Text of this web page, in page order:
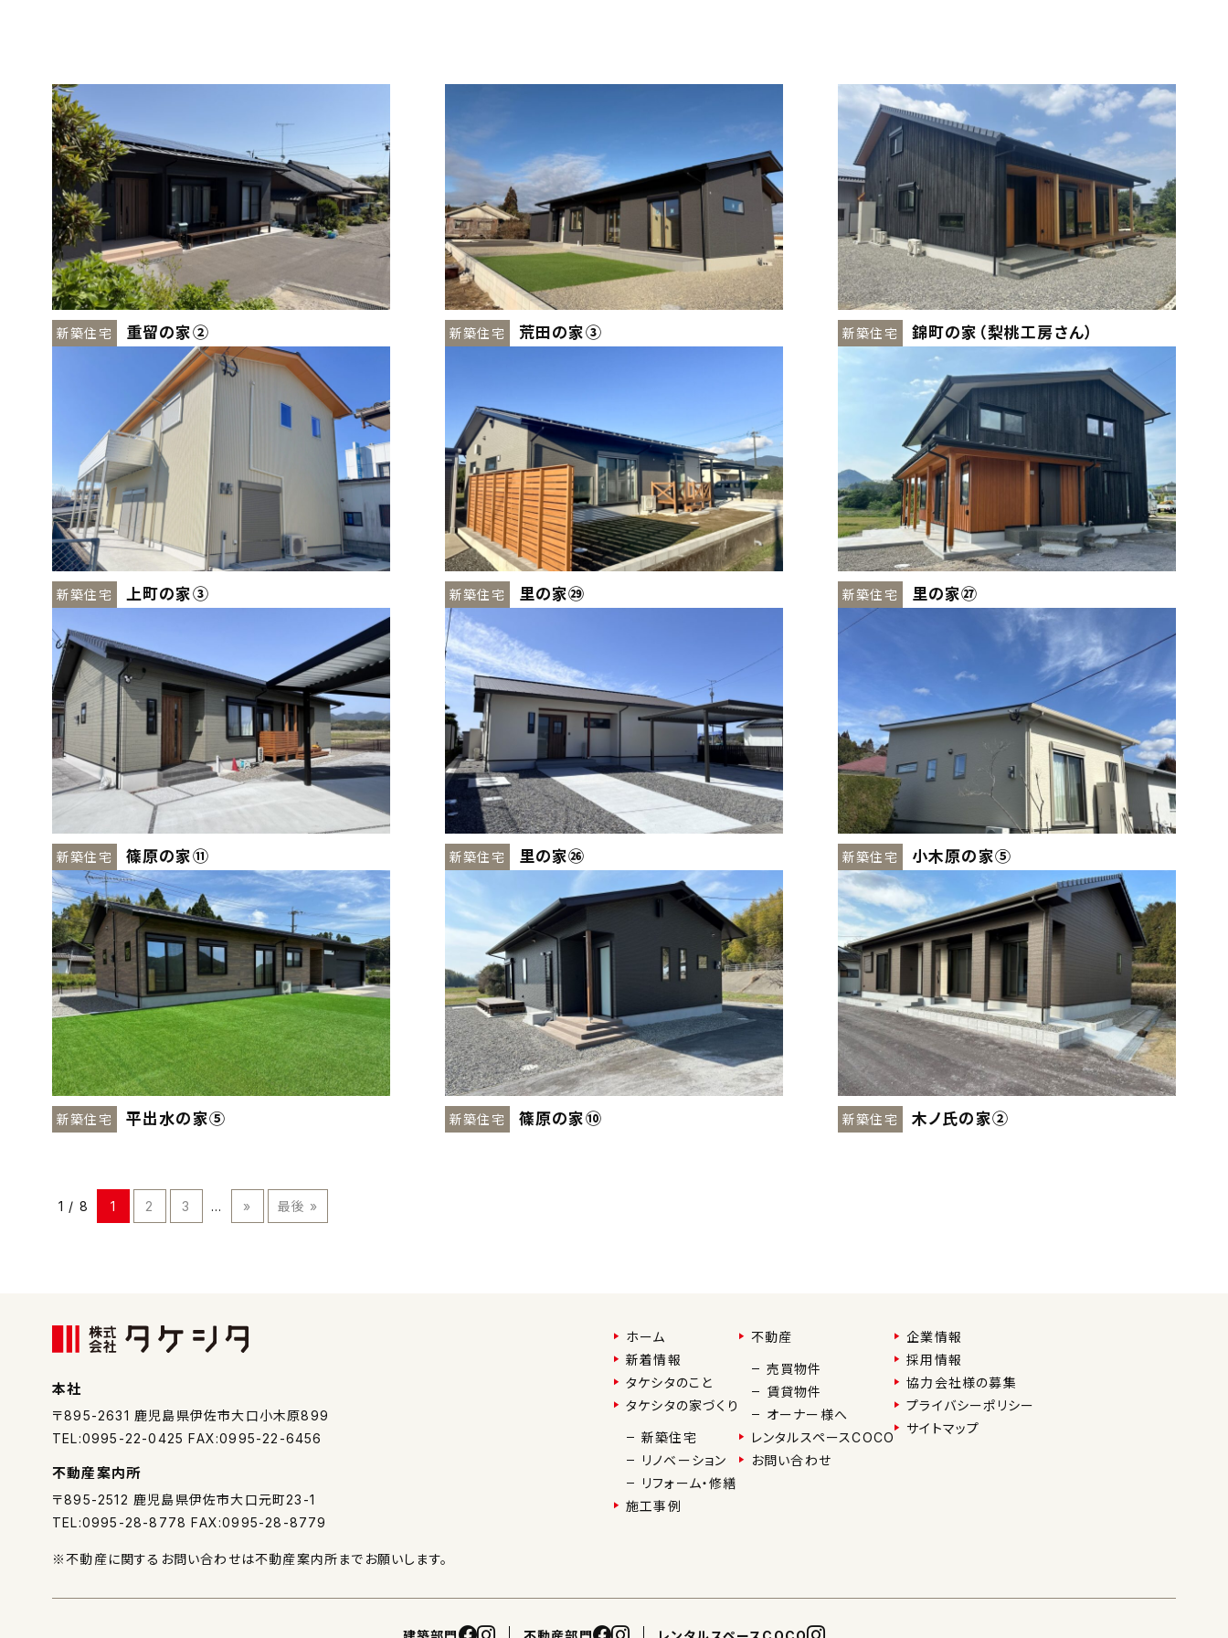
新築住宅 重留の家② 新築住宅 荒田の家➂ 新築住宅 錦町の家（梨桃工房さん）
新築住宅 上町の家➂ 新築住宅 里の家㉙ 新築住宅 里の家㉗
新築住宅 篠原の家⑪ 新築住宅 里の家㉖ 新築住宅 小木原の家⑤
新築住宅 平出水の家⑤ 新築住宅 篠原の家⑩ 新築住宅 木ノ氏の家②
1 / 8 1 2 3 ... » 最後 »
本社
〒895-2631 鹿児島県伊佐市大口小木原899
TEL:0995-22-0425 FAX:0995-22-6456
不動産案内所
〒895-2512 鹿児島県伊佐市大口元町23-1
TEL:0995-28-8778 FAX:0995-28-8779
※不動産に関するお問い合わせは不動産案内所までお願いします。
ホーム
新着情報
タケシタのこと
タケシタの家づくり
新築住宅
リノベーション
リフォーム・修繕
施工事例
不動産
売買物件
賃貸物件
オーナー様へ
レンタルスペースCOCO
お問い合わせ
企業情報
採用情報
協力会社様の募集
プライバシーポリシー
サイトマップ